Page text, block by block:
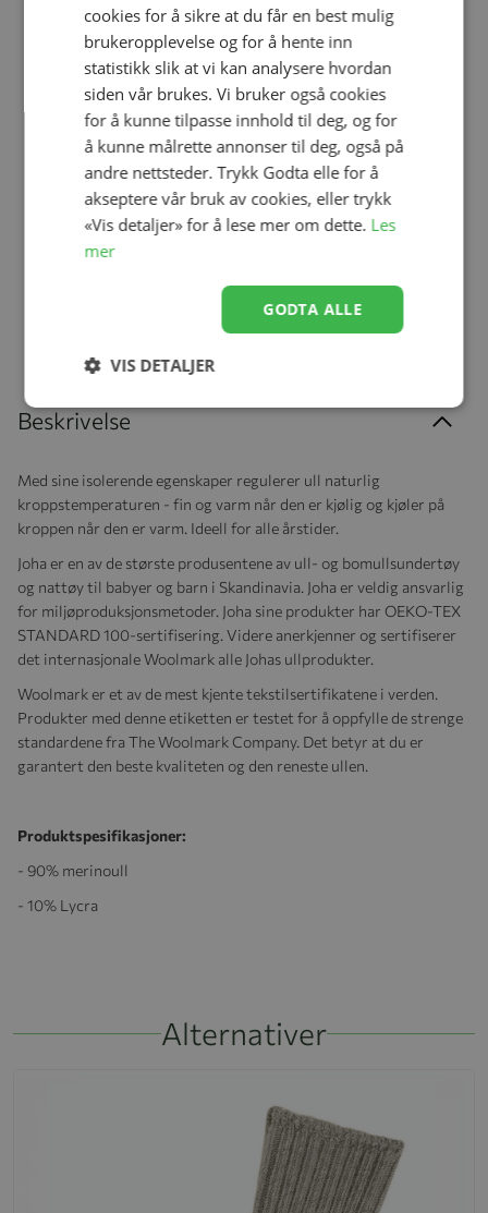
Beskrivelse
Med sine isolerende egenskaper regulerer ull naturlig
kroppstemperaturen - fin og varm når den er kjølig og kjøler på
kroppen når den er varm. Ideell for alle årstider.
Joha er en av de største produsentene av ull- og bomullsundertøy
og nattøy til babyer og barn i Skandinavia. Joha er veldig ansvarlig
for miljøproduksjonsmetoder. Joha sine produkter har OEKO-TEX
STANDARD 100-sertifisering. Videre anerkjenner og sertifiserer
det internasjonale Woolmark alle Johas ullprodukter.
Woolmark er et av de mest kjente tekstilsertifikatene i verden.
Produkter med denne etiketten er testet for å oppfylle de strenge
standardene fra The Woolmark Company. Det betyr at du er
garantert den beste kvaliteten og den reneste ullen.
Produktspesifikasjoner:
- 90% merinoull
- 10% Lycra
Størrelse15/18 19/22 23/26
27/30 31/34 35/38
Ullsokker, Joha, Koksgrå
kr 129,00
Størrelse
13/14 15/18 19/22
27/30 31/34 35/38
Ullsokker, Joha, Sand
Melange
kr 129,00
Alternativer
cookies for å sikre at du får en best mulig
brukeropplevelse og for å hente inn
statistikk slik at vi kan analysere hvordan
siden vår brukes. Vi bruker også cookies
for å kunne tilpasse innhold til deg, og for
å kunne målrette annonser til deg, også på
andre nettsteder. Trykk Godta elle for å
akseptere vår bruk av cookies, eller trykk
«Vis detaljer» for å lese mer om dette. Les
mer
GODTA ALLE
VIS DETALJER